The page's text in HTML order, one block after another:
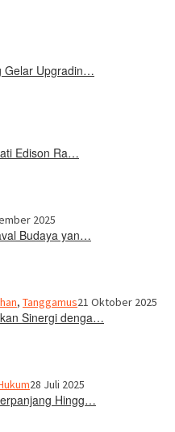
Gelar Upgradin…
Edison Ra…
2025
Budaya yan…
, Tanggamus21 Oktober 2025
Sinergi denga…
28 Juli 2025
Hingg…